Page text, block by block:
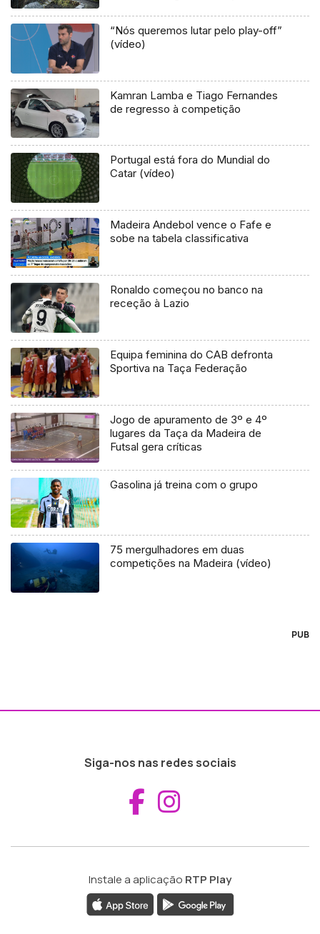
“Nós queremos lutar pelo play-off”
(vídeo)
Kamran Lamba e Tiago Fernandes
de regresso à competição
Portugal está fora do Mundial do
Catar (vídeo)
Madeira Andebol vence o Fafe e
sobe na tabela classificativa
Ronaldo começou no banco na
receção à Lazio
Equipa feminina do CAB defronta
Sportiva na Taça Federação
Jogo de apuramento de 3º e 4º
lugares da Taça da Madeira de
Futsal gera críticas
Gasolina já treina com o grupo
75 mergulhadores em duas
competições na Madeira (vídeo)
PUB
Siga-nos nas redes sociais
Aceder ao
Instale a aplicação RTP Play